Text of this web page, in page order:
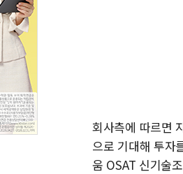
회사측에 따르면
으로 기대해 투자
움 OSAT 신기술